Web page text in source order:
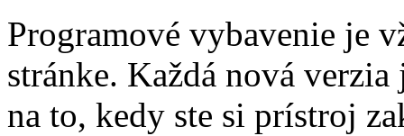
Programové vybavenie je
stránke. Každá nová
na to, kedy ste si prístroj